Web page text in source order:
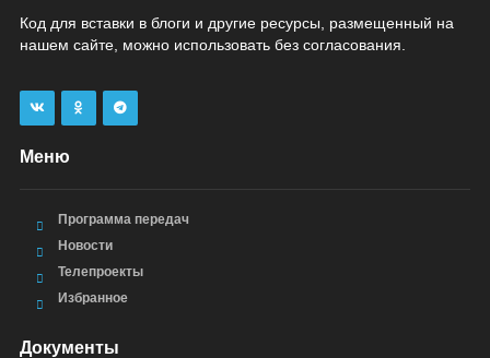
Код для вставки в блоги и другие ресурсы, размещенный на
нашем сайте, можно использовать без согласования.
Меню
Программа передач
Новости
Телепроекты
Избранное
Документы